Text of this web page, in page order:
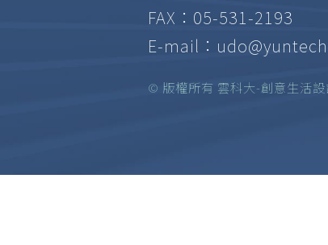
FAX：05-531-2193
E-mail：
© 版權所有 雲科大-創意生活